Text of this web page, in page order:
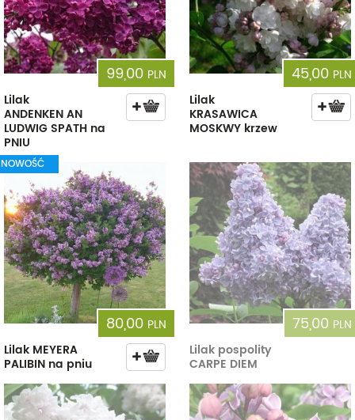
99,00 PLN
Lilak
ANDENKEN AN
LUDWIG SPATH na
PNIU
45,00 PLN
Lilak
KRASAWICA
MOSKWY krzew
NOWOŚĆ
80,00 PLN
Lilak MEYERA
PALIBIN na pniu
75,00 PLN
Lilak pospolity
CARPE DIEM